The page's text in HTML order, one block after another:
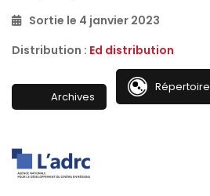
Sortie le 4 janvier 2023
Distribution : Ed distribution
Archives
Répertoire